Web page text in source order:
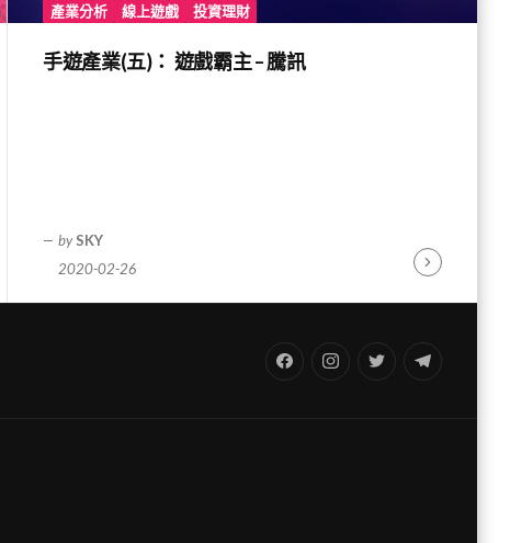
產業分析 線上遊戲 投資理財
手遊產業(五)： 遊戲霸主 – 騰訊
by SKY
2020-02-26
Continue